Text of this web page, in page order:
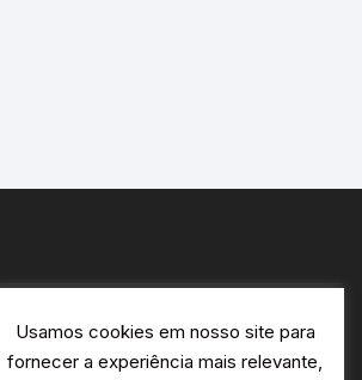
Usamos cookies em nosso site para
fornecer a experiência mais relevante,